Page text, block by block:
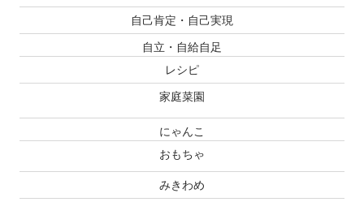
自己肯定・自己実現
自立・自給自足
レシピ
家庭菜園
にゃんこ
おもちゃ
みきわめ